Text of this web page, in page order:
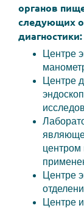
органов
следующих
диагностики:
Центре
Центре
центром
Центре
Центре